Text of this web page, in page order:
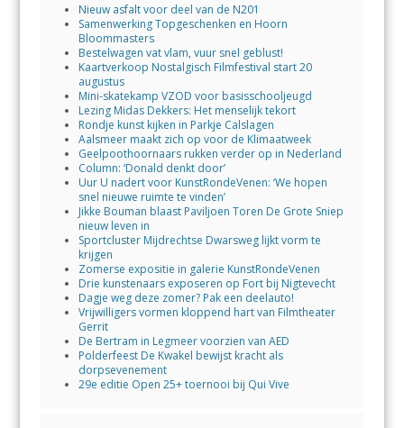
Nieuw asfalt voor deel van de N201
Samenwerking Topgeschenken en Hoorn
Bloommasters
Bestelwagen vat vlam, vuur snel geblust!
Kaartverkoop Nostalgisch Filmfestival start 20
augustus
Mini-skatekamp VZOD voor basisschooljeugd
Lezing Midas Dekkers: Het menselijk tekort
Rondje kunst kijken in Parkje Calslagen
Aalsmeer maakt zich op voor de Klimaatweek
Geelpoothoornaars rukken verder op in Nederland
Column: ‘Donald denkt door’
Uur U nadert voor KunstRondeVenen: ‘We hopen
snel nieuwe ruimte te vinden’
Jikke Bouman blaast Paviljoen Toren De Grote Sniep
nieuw leven in
Sportcluster Mijdrechtse Dwarsweg lijkt vorm te
krijgen
Zomerse expositie in galerie KunstRondeVenen
Drie kunstenaars exposeren op Fort bij Nigtevecht
Dagje weg deze zomer? Pak een deelauto!
Vrijwilligers vormen kloppend hart van Filmtheater
Gerrit
De Bertram in Legmeer voorzien van AED
Polderfeest De Kwakel bewijst kracht als
dorpsevenement
29e editie Open 25+ toernooi bij Qui Vive